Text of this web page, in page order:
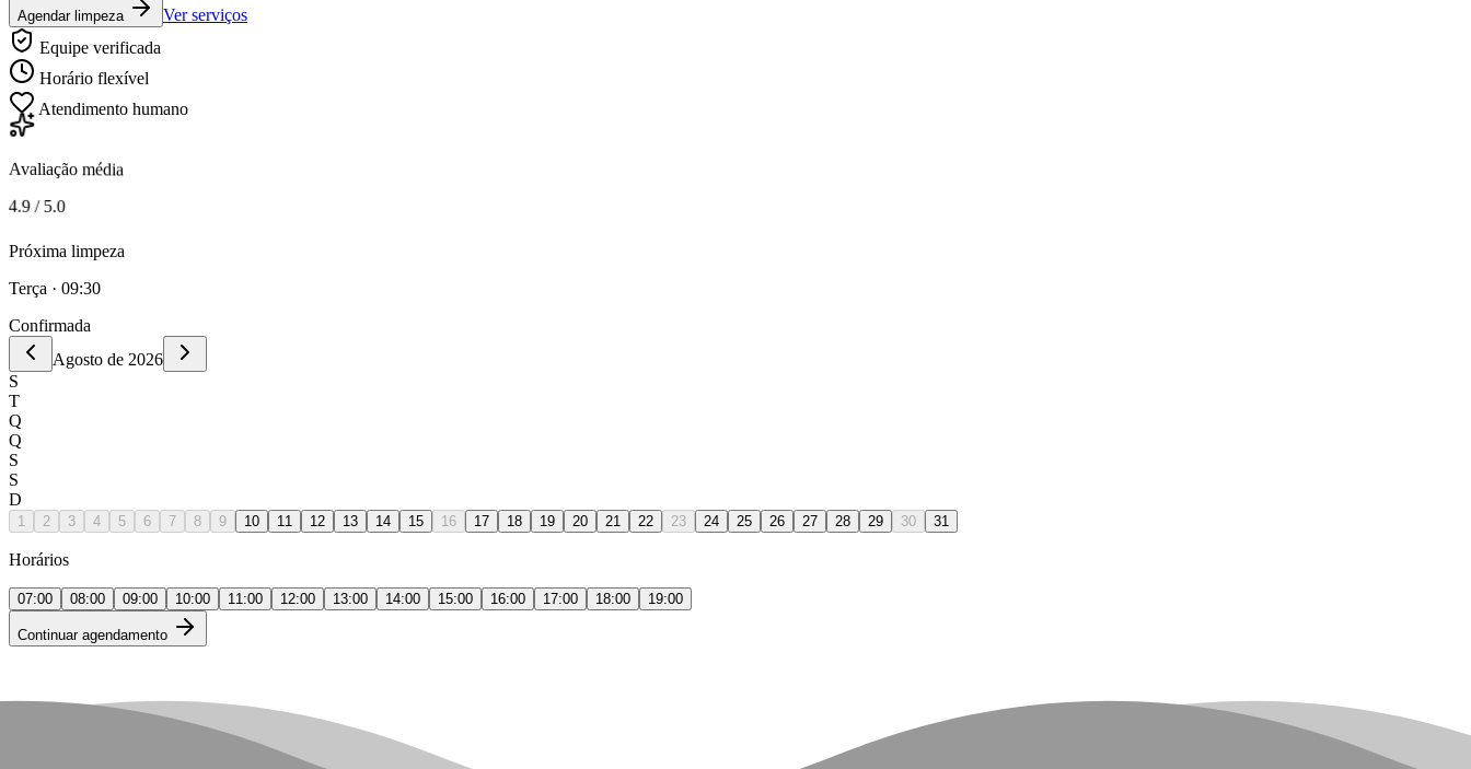
Agendar limpeza
Ver serviços
Equipe verificada
Horário flexível
Atendimento humano
Avaliação média
4.9 / 5.0
Próxima limpeza
Terça · 09:30
Confirmada
Agosto de 2026
S
T
Q
Q
S
S
D
1 2 3 4 5 6 7 8 9 10 11 12 13 14 15 16 17 18 19 20 21 22 23 24 25 26 27 28 29 30 31
Horários
07:00 08:00 09:00 10:00 11:00 12:00 13:00 14:00 15:00 16:00 17:00 18:00 19:00
Continuar agendamento